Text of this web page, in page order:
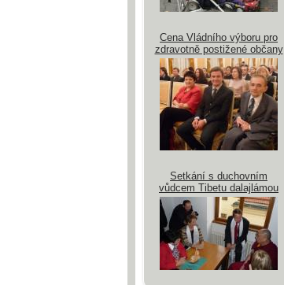
Cena Vládního výboru pro
zdravotně postižené občany
Setkání s duchovním
vůdcem Tibetu dalajlámou